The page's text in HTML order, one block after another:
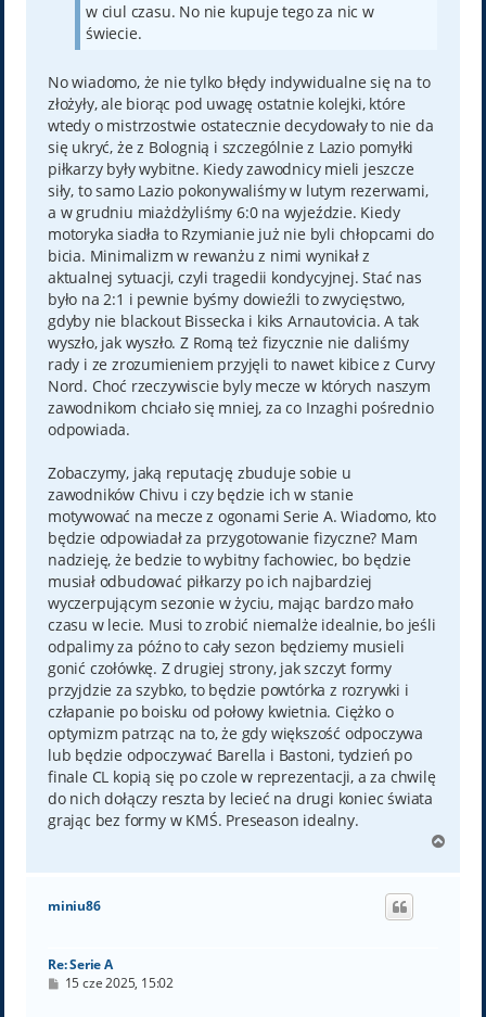
w ciul czasu. No nie kupuje tego za nic w
świecie.
No wiadomo, że nie tylko błędy indywidualne się na to
złożyły, ale biorąc pod uwagę ostatnie kolejki, które
wtedy o mistrzostwie ostatecznie decydowały to nie da
się ukryć, że z Bolognią i szczególnie z Lazio pomyłki
piłkarzy były wybitne. Kiedy zawodnicy mieli jeszcze
siły, to samo Lazio pokonywaliśmy w lutym rezerwami,
a w grudniu miażdżyliśmy 6:0 na wyjeździe. Kiedy
motoryka siadła to Rzymianie już nie byli chłopcami do
bicia. Minimalizm w rewanżu z nimi wynikał z
aktualnej sytuacji, czyli tragedii kondycyjnej. Stać nas
było na 2:1 i pewnie byśmy dowieźli to zwycięstwo,
gdyby nie blackout Bissecka i kiks Arnautovicia. A tak
wyszło, jak wyszło. Z Romą też fizycznie nie daliśmy
rady i ze zrozumieniem przyjęli to nawet kibice z Curvy
Nord. Choć rzeczywiscie byly mecze w których naszym
zawodnikom chciało się mniej, za co Inzaghi pośrednio
odpowiada.
Zobaczymy, jaką reputację zbuduje sobie u
zawodników Chivu i czy będzie ich w stanie
motywować na mecze z ogonami Serie A. Wiadomo, kto
będzie odpowiadał za przygotowanie fizyczne? Mam
nadzieję, że bedzie to wybitny fachowiec, bo będzie
musiał odbudować piłkarzy po ich najbardziej
wyczerpującym sezonie w życiu, mając bardzo mało
czasu w lecie. Musi to zrobić niemalże idealnie, bo jeśli
odpalimy za późno to cały sezon będziemy musieli
gonić czołówkę. Z drugiej strony, jak szczyt formy
przyjdzie za szybko, to będzie powtórka z rozrywki i
człapanie po boisku od połowy kwietnia. Ciężko o
optymizm patrząc na to, że gdy większość odpoczywa
lub będzie odpoczywać Barella i Bastoni, tydzień po
finale CL kopią się po czole w reprezentacji, a za chwilę
do nich dołączy reszta by lecieć na drugi koniec świata
grając bez formy w KMŚ. Preseason idealny.
g
miniu86
Re: Serie A
P15 cze 2025, 15:02